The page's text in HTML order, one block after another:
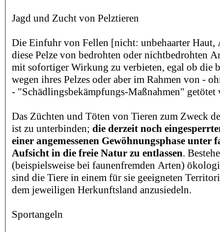
Jagd und Zucht von Pelztieren
Die Einfuhr von Fellen [nicht: unbehaarter Haut,
diese Pelze von bedrohten oder nichtbedrohten
mit sofortiger Wirkung zu verbieten, egal ob die
wegen ihres Pelzes oder aber im Rahmen von -
- "Schädlingsbekämpfungs-Maßnahmen"
Das Züchten und Töten von Tieren zum Zweck
ist zu unterbinden; die derzeit noch
einer angemessenen Gewöhnungsphase unter
Aufsicht in die freie Natur zu entlassen.
(beispielsweise bei faunenfremden Arten)
sind die Tiere in einem für sie geeigneten
dem jeweiligen Herkunftsland anzusiedeln.
Sportangeln